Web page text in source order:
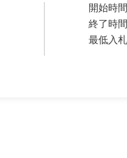
開始時間
終了時間
最低入